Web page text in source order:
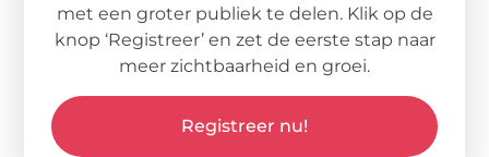
met een groter publiek te delen. Klik op de
knop ‘Registreer’ en zet de eerste stap naar
meer zichtbaarheid en groei.
Registreer nu!